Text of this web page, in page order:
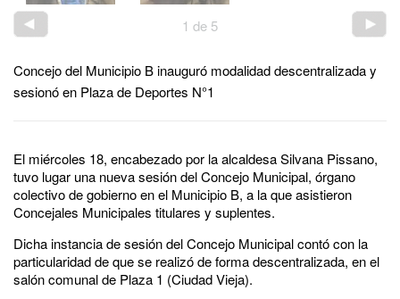
1 de 5
Concejo del Municipio B inauguró modalidad descentralizada y
sesionó en Plaza de Deportes N°1
El miércoles 18, encabezado por la alcaldesa Silvana Pissano,
tuvo lugar una nueva sesión del Concejo Municipal, órgano
colectivo de gobierno en el Municipio B, a la que asistieron
Concejales Municipales titulares y suplentes.
Dicha instancia de sesión del Concejo Municipal contó con la
particularidad de que se realizó de forma descentralizada, en el
salón comunal de Plaza 1 (Ciudad Vieja).